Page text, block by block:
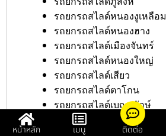
รถยกรถสไลด์หนองงูเหลือม
รถยกรถสไลด์หนองฮาง
รถยกรถสไลด์เมืองจันทร์
รถยกรถสไลด์หนองใหญ่
รถยกรถสไลด์เสียว
รถยกรถสไลด์ตาโกน
รถยกรถสไลด์เบญจลักษ์
รถยกรถสไลด์โพนยาง
หน้าหลัก เมนู ติดต่อ